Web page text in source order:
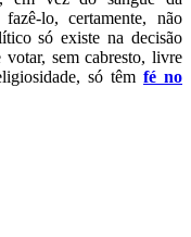
lo, certamente, não
só existe na decisão
sem cabresto, livre
só têm fé no